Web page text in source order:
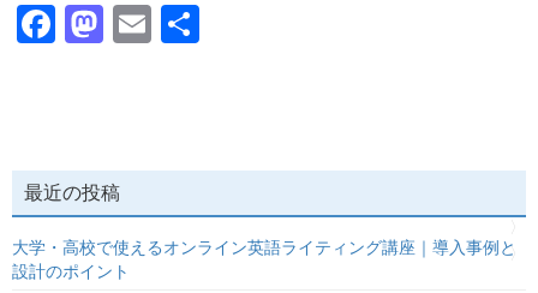
Facebook
Mastodon
Email
最近の投稿
大学・高校で使えるオンライン英語ライティング講座｜導入事例と
設計のポイント